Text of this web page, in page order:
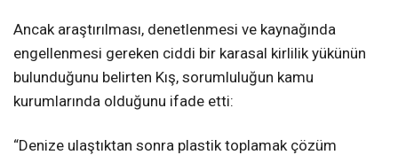
Ancak araştırılması, denetlenmesi ve kaynağında
engellenmesi gereken ciddi bir karasal kirlilik yükünün
bulunduğunu belirten Kış, sorumluluğun kamu
kurumlarında olduğunu ifade etti:
“Denize ulaştıktan sonra plastik toplamak çözüm